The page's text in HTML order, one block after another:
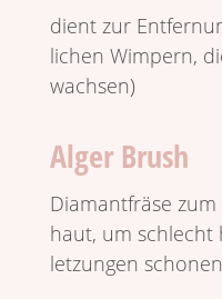
dient zur
li­chen Wimpern,
wachsen)
Alger Brush
Diamant­fräse
haut, um
let­zungen